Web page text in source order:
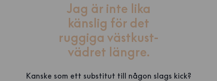
Jag är inte lika
känslig för det
ruggiga västkust-
vädret längre.
Kanske som ett substitut till någon slags kick?